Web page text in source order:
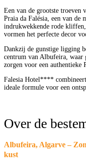
Een van de grootste troeven
Praia da Falésia, een van de
indrukwekkende rode
vormen het perfecte decor
Dankzij de gunstige ligging
centrum van Albufeira, waar
zorgen voor een authentieke
Falesia Hotel****
ideale formule voor een
Over de
Albufeira, Algarve –
kust